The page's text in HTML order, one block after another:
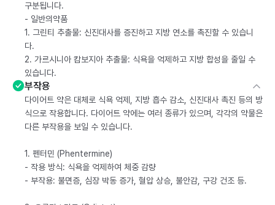
구분됩니다.
- 일반의약품
1. 그린티 추출물: 신진대사를 증진하고 지방 연소를 촉진할 수 있습니
다.
2. 가르시니아 캄보지아 추출물: 식욕을 억제하고 지방 합성을 줄일 수
있습니다.
부작용
다이어트 약은 대체로 식욕 억제, 지방 흡수 감소, 신진대사 촉진 등의 방
식으로 작용합니다. 다이어트 약에는 여러 종류가 있으며, 각각의 약물은
다른 부작용을 보일 수 있습니다.
1. 펜터민 (Phentermine)
- 작용 방식: 식욕을 억제하여 체중 감량
- 부작용: 불면증, 심장 박동 증가, 혈압 상승, 불안감, 구강 건조 등.